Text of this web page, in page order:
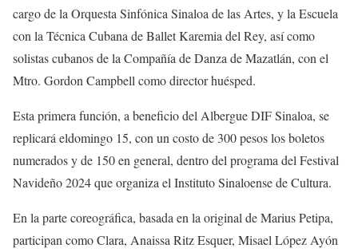
cargo dela Orquesta Sinfónica Sinaloa de las Artes, yla Escuela
con la Técnica Cubana deBalletKaremia del Rey, así como
solistascubanos de la Compañía de Danza de Mazatlán, con el
Mtro. Gordon Campbell como director huésped.
Esta primera función, a beneficiodel Albergue DIF Sinaloa, se
replicará eldomingo 15, con un costo de 300 pesos los boletos
numerados y de 150 en general, dentro del programa del Festival
Navideño 2024 que organiza el Instituto Sinaloense de Cultura.
En la parte coreográfica, basada en la original de Marius Petipa,
participan comoClara, Anaissa Ritz Esquer, Misael López Ayón